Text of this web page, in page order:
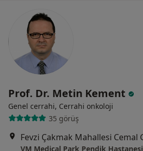
Prof. Dr. Metin Kement
Genel cerrahi, Cerrahi onkoloji
35 görüş
VM Medical Park Pendik Hastanesi